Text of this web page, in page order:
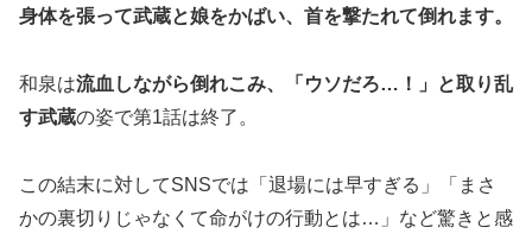
身体を張って武蔵と娘をかばい、首を撃たれて倒れます。
和泉は流血しながら倒れこみ、「ウソだろ…！」と取り乱
す武蔵の姿で第1話は終了。
この結末に対してSNSでは「退場には早すぎる」「まさ
かの裏切りじゃなくて命がけの行動とは…」など驚きと感